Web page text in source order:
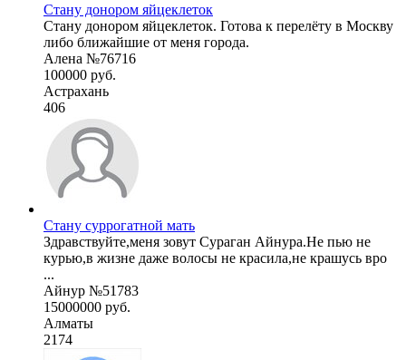
Стану донором яйцеклеток
Стану донором яйцеклеток. Готова к перелёту в Москву
либо ближайшие от меня города.
Алена №76716
100000 руб.
Астрахань
406
Стану суррогатной мать
Здравствуйте,меня зовут Сураган Айнура.Не пью не
курью,в жизне даже волосы не красила,не крашусь вро
...
Айнур №51783
15000000 руб.
Алматы
2174